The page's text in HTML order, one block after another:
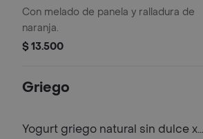
Con melado de panela y ralladura de
naranja.
$ 13.500
Griego
Yogurt griego natural sin dulce x